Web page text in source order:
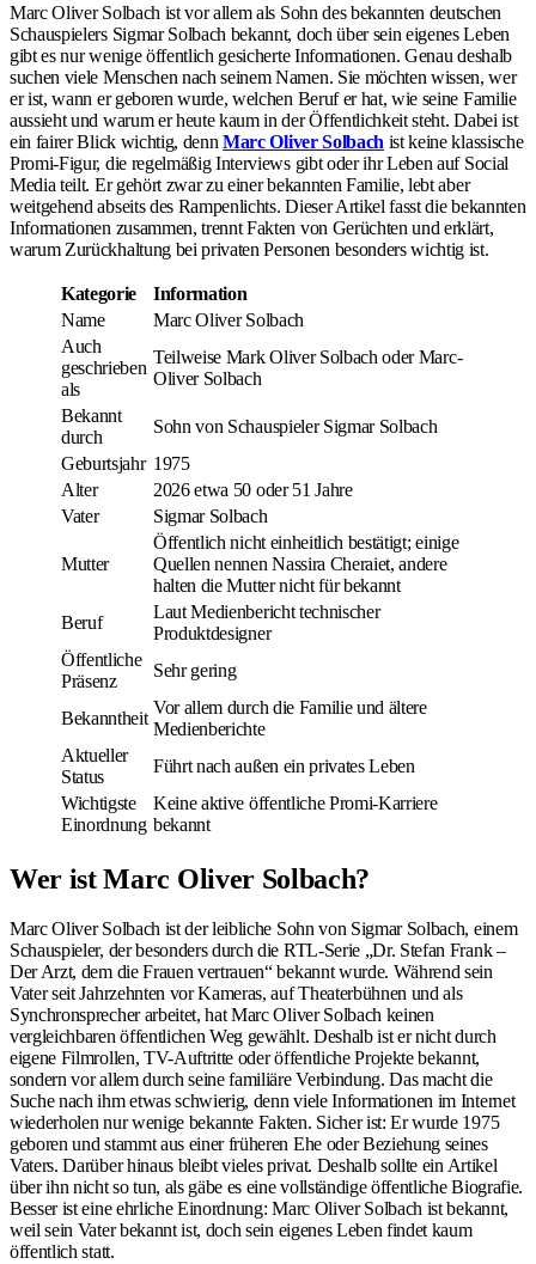
Marc Oliver Solbach ist vor allem als Sohn des bekannten deutschen
Schauspielers Sigmar Solbach bekannt, doch über sein eigenes Leben
gibt es nur wenige öffentlich gesicherte Informationen. Genau deshalb
suchen viele Menschen nach seinem Namen. Sie möchten wissen, wer
er ist, wann er geboren wurde, welchen Beruf er hat, wie seine Familie
aussieht und warum er heute kaum in der Öffentlichkeit steht. Dabei ist
ein fairer Blick wichtig, dennMarc Oliver Solbach ist keine klassische
Promi-Figur, die regelmäßig Interviews gibt oder ihr Leben auf Social
Media teilt. Er gehört zwar zu einer bekannten Familie, lebt aber
weitgehend abseits des Rampenlichts. Dieser Artikel fasst die bekannten
Informationen zusammen, trennt Fakten von Gerüchten und erklärt,
warum Zurückhaltung bei privaten Personen besonders wichtig ist.
Kategorie
Information
Name
Marc Oliver Solbach
Auch
geschrieben
als
Teilweise Mark Oliver Solbach oder Marc-
Oliver Solbach
Bekannt
durch
Sohn von Schauspieler Sigmar Solbach
Geburtsjahr 1975
Alter
2026 etwa 50 oder 51 Jahre
Vater
Sigmar Solbach
Mutter
Öffentlich nicht einheitlich bestätigt; einige
Quellen nennen Nassira Cheraiet, andere
halten die Mutter nicht für bekannt
Beruf
Laut Medienbericht technischer
Produktdesigner
Öffentliche
Präsenz
Sehr gering
Bekanntheit
Vor allem durch die Familie und ältere
Medienberichte
Aktueller
Status
Führt nach außen ein privates Leben
Wichtigste
Einordnung
Keine aktive öffentliche Promi-Karriere
bekannt
Wer ist Marc Oliver Solbach?
Marc Oliver Solbach ist der leibliche Sohn von Sigmar Solbach, einem
Schauspieler, der besonders durch die RTL-Serie „Dr. Stefan Frank –
Der Arzt, dem die Frauen vertrauen“ bekannt wurde. Während sein
Vater seit Jahrzehnten vor Kameras, auf Theaterbühnen und als
Synchronsprecher arbeitet, hat Marc Oliver Solbach keinen
vergleichbaren öffentlichen Weg gewählt. Deshalb ist er nicht durch
eigene Filmrollen, TV-Auftritte oder öffentliche Projekte bekannt,
sondern vor allem durch seine familiäre Verbindung. Das macht die
Suche nach ihm etwas schwierig, denn viele Informationen im Internet
wiederholen nur wenige bekannte Fakten. Sicher ist: Er wurde 1975
geboren und stammt aus einer früheren Ehe oder Beziehung seines
Vaters. Darüber hinaus bleibt vieles privat. Deshalb sollte ein Artikel
über ihn nicht so tun, als gäbe es eine vollständige öffentliche Biografie.
Besser ist eine ehrliche Einordnung: Marc Oliver Solbach ist bekannt,
weil sein Vater bekannt ist, doch sein eigenes Leben findet kaum
öffentlich statt.